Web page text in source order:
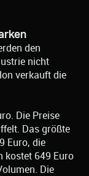
den
nicht
verkauft die
Die Preise
Das größte
Euro, die
kostet 649 Euro
Die